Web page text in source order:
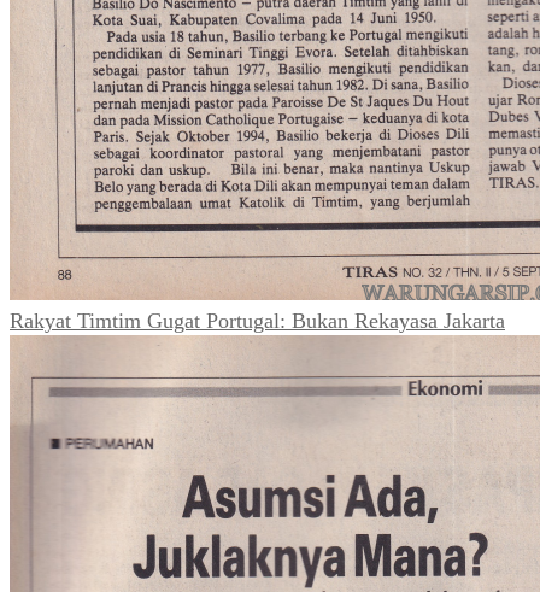
Rakyat Timtim Gugat Portugal: Bukan Rekayasa Jakarta